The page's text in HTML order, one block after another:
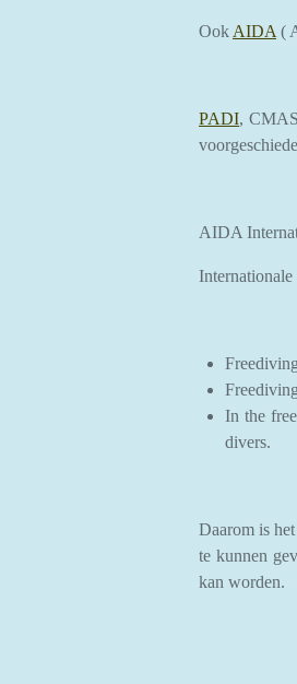
Ook AIDA (
PADI,
AIDA
In the
divers.
Daarom is
te kunnen
kan worden.